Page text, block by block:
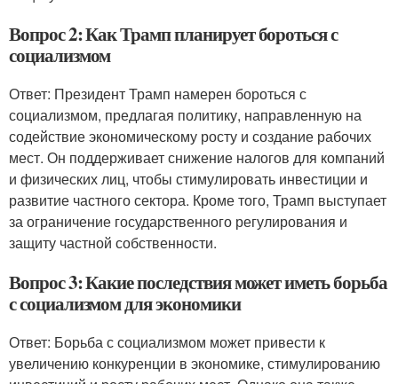
Вопрос 2: Как Трамп планирует бороться с
социализмом
Ответ: Президент Трамп намерен бороться с
социализмом, предлагая политику, направленную на
содействие экономическому росту и создание рабочих
мест. Он поддерживает снижение налогов для компаний
и физических лиц, чтобы стимулировать инвестиции и
развитие частного сектора. Кроме того, Трамп выступает
за ограничение государственного регулирования и
защиту частной собственности.
Вопрос 3: Какие последствия может иметь борьба
с социализмом для экономики
Ответ: Борьба с социализмом может привести к
увеличению конкуренции в экономике, стимулированию